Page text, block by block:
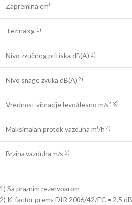
Zapremina cm³
Težina kg 1)
Nivo zvučnog pritiska dB(A) 2)
Nivo snage zvuka dB(A) 2)
Vrednost vibracije levo/desno m/s² 3)
Maksimalan protok vazduha m³/h 4)
Brzina vazduha m/s 5)
1) Sa praznim rezervoarom
2) K-factor prema DIR 2006/42/EC = 2.5